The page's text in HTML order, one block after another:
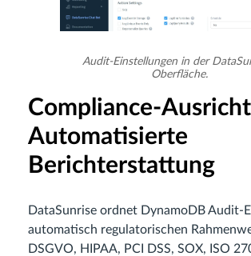
Audit-Einstellungen in der
Oberfläche.
Compliance-
Automatisierte
Berichterstattung
DataSunrise ordnet DynamoDB Audit-
automatisch regulatorischen
DSGVO, HIPAA, PCI DSS, SOX, ISO